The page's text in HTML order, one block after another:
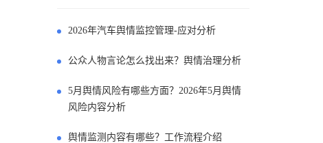
2026年汽车舆情监控管理-应对分析
公众人物言论怎么找出来？舆情治理分析
5月舆情风险有哪些方面？2026年5月舆情
风险内容分析
舆情监测内容有哪些？工作流程介绍